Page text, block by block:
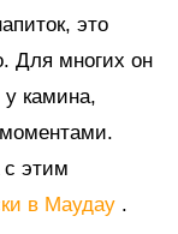
это
Для многих он
камина,
этим
в Маудау .